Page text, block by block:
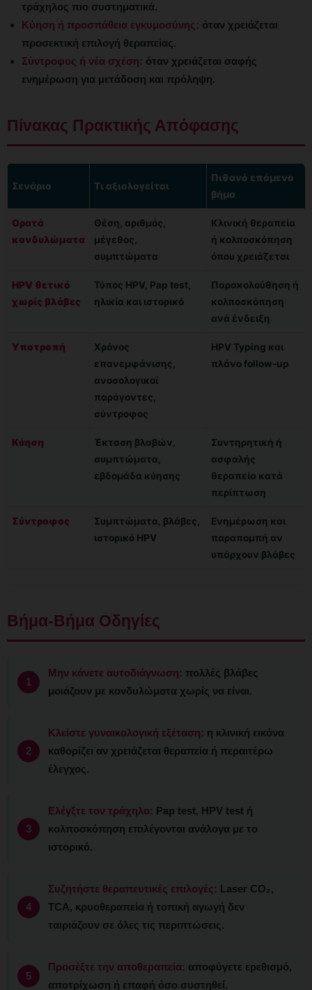
τράχηλος πιο συστηματικά.
Κύηση ή προσπάθεια εγκυμοσύνης: όταν χρειάζεται
προσεκτική επιλογή θεραπείας.
Σύντροφος ή νέα σχέση: όταν χρειάζεται σαφής
ενημέρωση για μετάδοση και πρόληψη.
Πίνακας Πρακτικής Απόφασης
Σενάριο Τι αξιολογείται
Πιθανό επόμενο
βήμα
Ορατά
κονδυλώματα
Θέση, αριθμός,
μέγεθος,
συμπτώματα
Κλινική θεραπεία
ή κολποσκόπηση
όπου χρειάζεται
HPV θετικό
χωρίς βλάβες
Τύπος HPV, Pap test,
ηλικία και ιστορικό
Παρακολούθηση ή
κολποσκόπηση
ανά ένδειξη
Υποτροπή
Χρόνος
επανεμφάνισης,
ανοσολογικοί
παράγοντες,
σύντροφος
HPV Typing και
πλάνο follow-up
Κύηση
Έκταση βλαβών,
συμπτώματα,
εβδομάδα κύησης
Συντηρητική ή
ασφαλής
θεραπεία κατά
περίπτωση
Σύντροφος
Συμπτώματα, βλάβες,
ιστορικό HPV
Ενημέρωση και
παραπομπή αν
υπάρχουν βλάβες
Βήμα-Βήμα Οδηγίες
Μην κάνετε αυτοδιάγνωση: πολλές βλάβες
μοιάζουν με κονδυλώματα χωρίς να είναι.
Κλείστε γυναικολογική εξέταση: η κλινική εικόνα
καθορίζει αν χρειάζεται θεραπεία ή περαιτέρω
έλεγχος.
Ελέγξτε τον τράχηλο: Pap test, HPV test ή
κολποσκόπηση επιλέγονται ανάλογα με το
ιστορικό.
Συζητήστε θεραπευτικές επιλογές: Laser CO₂,
TCA, κρυοθεραπεία ή τοπική αγωγή δεν
ταιριάζουν σε όλες τις περιπτώσεις.
Προσέξτε την αποθεραπεία: αποφύγετε ερεθισμό,
αποτρίχωση ή επαφή όσο συστηθεί.